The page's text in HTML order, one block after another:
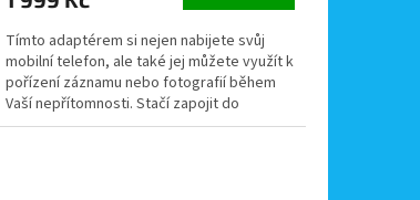
Tímto adaptérem si nejen nabijete svůj
mobilní telefon, ale také jej můžete využít k
pořízení záznamu nebo fotografií během
Vaší nepřítomnosti. Stačí zapojit do
zásuvky...